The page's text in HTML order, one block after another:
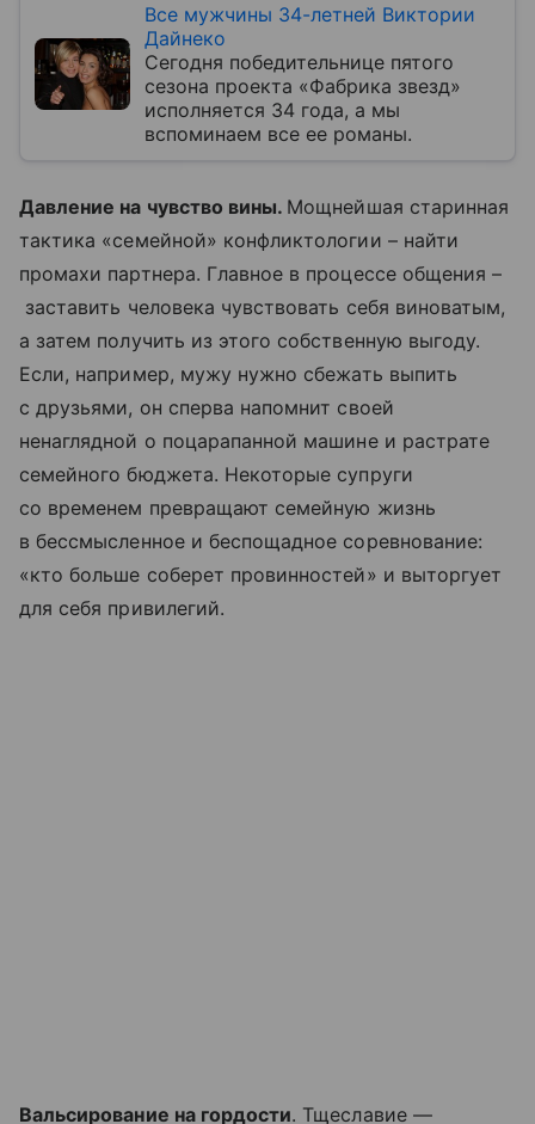
Все мужчины 34-летней Виктории
Дайнеко
Сегодня победительнице пятого
сезона проекта «Фабрика звезд»
исполняется 34 года, а мы
вспоминаем все ее романы.
Давление на чувство вины. Мощнейшая старинная
тактика «семейной» конфликтологии – найти
промахи партнера. Главное в процессе общения –
заставить человека чувствовать себя виноватым,
а затем получить из этого собственную выгоду.
Если, например, мужу нужно сбежать выпить
с друзьями, он сперва напомнит своей
ненаглядной о поцарапанной машине и растрате
семейного бюджета. Некоторые супруги
со временем превращают семейную жизнь
в бессмысленное и беспощадное соревнование:
«кто больше соберет провинностей» и выторгует
для себя привилегий.
Вальсирование на гордости. Тщеславие —